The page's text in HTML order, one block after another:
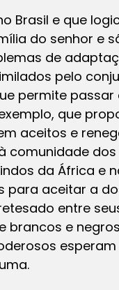
Brasil e que
do senhor e
de
pelo
permite
que
aceitos e
comunidade
da África e
aceitar a
entre
e